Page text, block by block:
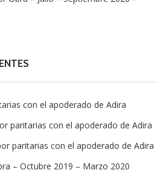
con el apoderado de Adira
paritarias con el apoderado de Adira
paritarias con el apoderado de Adira
– Octubre 2019 – Marzo 2020